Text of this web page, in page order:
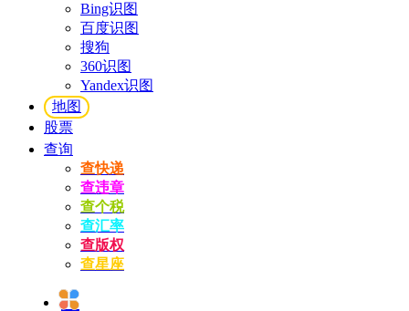
Bing识图
百度识图
搜狗
360识图
Yandex识图
地图
股票
查询
查快递
查违章
查个税
查汇率
查版权
查星座